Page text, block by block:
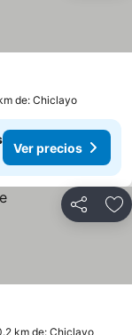
de: Chiclayo
Ver precios
Compartir
km de: Chiclayo